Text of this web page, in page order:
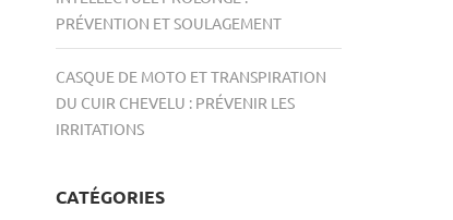
PRÉVENTION ET SOULAGEMENT
CASQUE DE MOTO ET TRANSPIRATION
DU CUIR CHEVELU : PRÉVENIR LES
IRRITATIONS
CATÉGORIES